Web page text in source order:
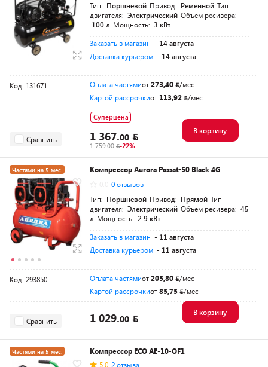
Тип: Поршневой Привод: Ременной Тип
двигателя: Электрический Объем ресивера:
100 л Мощность: 3 кВт
Заказать в магазин - 14 августа
Доставка курьером - 14 августа
Код: 131671 Оплата частямиот273,40
/мес
Картой рассрочкиот 113,92 /мес
Сравнить
Суперцена
1 367.00
1 759.00 -22%
В корзину
Частями на 5 мес.
Разумная цена
Компрессор Aurora Passat-50 Black 4G
0 отзывов
Тип: Поршневой Привод: Прямой Тип
двигателя: Электрический Объем ресивера: 45
л Мощность: 2.9 кВт
Заказать в магазин - 11 августа
Доставка курьером - 11 августа
Код: 293850 Оплата частямиот205,80
/мес
Картой рассрочкиот85,75 /мес
Сравнить 1 029.00
В корзину
Частями на 5 мес.
Компрессор ECO AE-10-OF1
5.0 2 отзыва